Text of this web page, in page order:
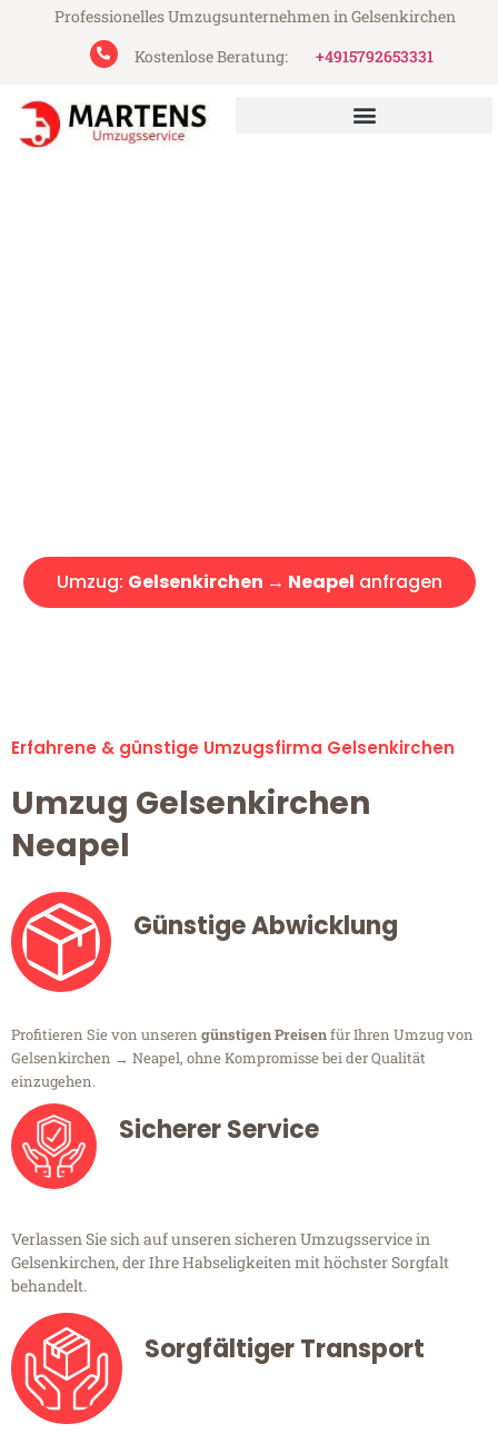
Professionelles Umzugsunternehmen in Gelsenkirchen
Kostenlose Beratung:
+4915792653331
Umzug: Gelsenkirchen → Neapel anfragen
Erfahrene & günstige Umzugsfirma Gelsenkirchen
Umzug Gelsenkirchen
Neapel
Günstige Abwicklung
Profitieren Sie von unseren günstigen Preisenfür Ihren Umzug von
Gelsenkirchen → Neapel, ohne Kompromisse bei der Qualität
einzugehen.
Sicherer Service
Verlassen Sie sich auf unseren sicheren Umzugsservice in
Gelsenkirchen, der Ihre Habseligkeiten mit höchster Sorgfalt
behandelt.
Sorgfältiger Transport